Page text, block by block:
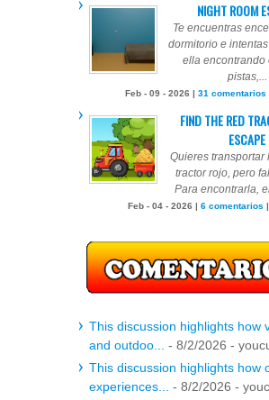
NIGHT ROOM
Te encuentras
dormitorio e
ella encontrando
pistas,...
Feb - 09 - 2026 | 31 comentarios
FIND THE RED
ESCAPE
Quieres transportar
tractor rojo, pero
Para encontrarla,
Feb - 04 - 2026 | 6 comentarios
This discussion highlights how
and outdoo... - 8/2/2026 -
This discussion highlights how
experiences...
- 8/2/2026 -